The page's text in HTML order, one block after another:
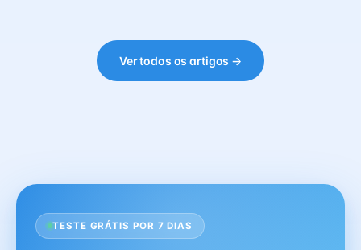
Ver todos os artigos →
TESTE GRÁTIS POR 7 DIAS